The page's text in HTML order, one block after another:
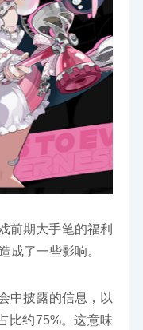
前期大手笔的福利
成了一些影响。
中披露的信息，以
比约75%。这意味